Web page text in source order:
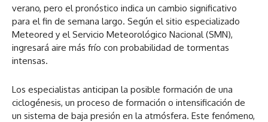
verano, pero el pronóstico indica un cambio significativo
para el fin de semana largo. Según el sitio especializado
Meteored y el Servicio Meteorológico Nacional (SMN),
ingresará aire más frío con probabilidad de tormentas
intensas.
Los especialistas anticipan la posible formación de una
ciclogénesis, un proceso de formación o intensificación de
un sistema de baja presión en la atmósfera. Este fenómeno,